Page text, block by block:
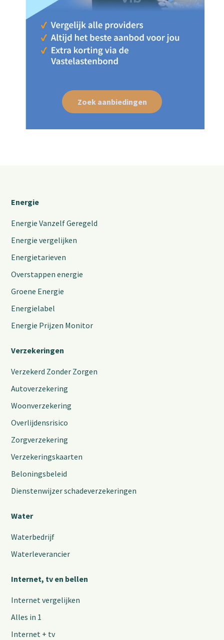
Zoek aanbiedingen
Energie
Energie Vanzelf Geregeld
Energie vergelijken
Energietarieven
Overstappen energie
Groene Energie
Energielabel
Energie Prijzen Monitor
Verzekeringen
Verzekerd Zonder Zorgen
Autoverzekering
Woonverzekering
Overlijdensrisico
Zorgverzekering
Verzekeringskaarten
Beloningsbeleid
Dienstenwijzer schadeverzekeringen
Water
Waterbedrijf
Waterleverancier
Internet, tv en bellen
Internet vergelijken
Alles in 1
Internet + tv